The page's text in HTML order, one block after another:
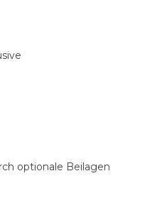
optionale Beilagen